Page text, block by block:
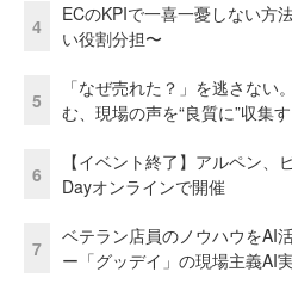
4
ECのKPIで一喜一憂しない方
い役割分担〜
5
「なぜ売れた？」を逃さな
む、現場の声を“良質に”収集
6
【イベント終了】アルペン、
Dayオンラインで開催
7
ベテラン店員のノウハウをAI
ー「グッデイ」の現場主義AI